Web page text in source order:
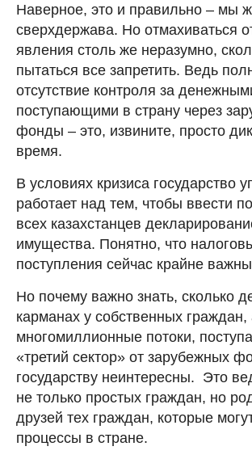
Наверное, это и правильно – мы
сверхдержава. Но отмахиваться
явления столь же неразумно,
пытаться все запретить. Ведь
отсутствие контроля за
поступающими в страну через
фонды – это, извините, просто
время.
В условиях кризиса государство
работает над тем, чтобы ввести
всех казахстанцев
имущества. Понятно, что
поступления сейчас крайне
Но почему важно знать, сколько
карманах у собственных граждан,
многомиллионные потоки,
«третий сектор» от зарубежных
государству неинтересны. Это
не только простых граждан, но
друзей тех граждан, которые
процессы в стране.